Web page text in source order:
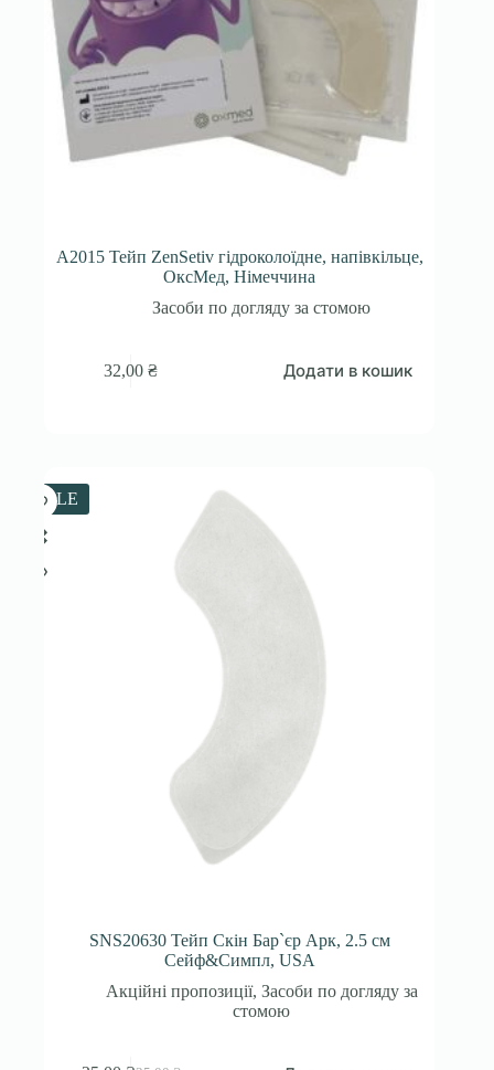
A2015 Тейп ZenSetiv гідроколоїдне, напівкільце,
ОксМед, Німеччина
Засоби по догляду за стомою
32,00₴ Додати в кошик
SALE
SNS20630 Тейп Скін Бар`єр Арк, 2.5 см
Сейф&Симпл, USA
Акційні пропозиції, Засоби по догляду за
стомою